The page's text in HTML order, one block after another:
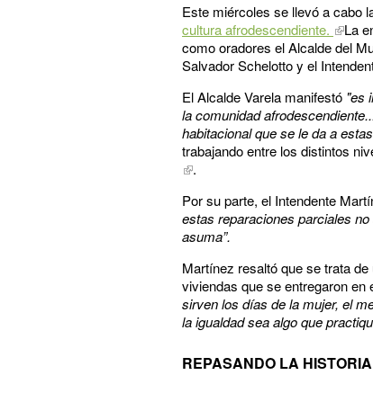
Este miércoles se llevó a cabo
cultura afrodescendiente.
La
como oradores el Alcalde del
Salvador Schelotto y el
El Alcalde Varela manifestó "es
la comunidad
habitacional que se le da a
trabajando entre los distintos
.
Por su parte, el Intendente
estas reparaciones parciales
asuma”.
Martínez resaltó que se trata
viviendas que se entregaron en
sirven los días de la mujer, el
la igualdad sea algo que
REPASANDO LA HISTORIA